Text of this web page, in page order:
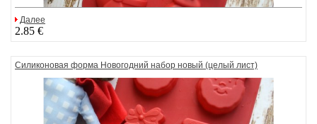
Далее
2.85 €
Силиконовая форма Новогодний набор новый (целый лист)